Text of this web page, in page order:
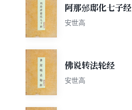
阿那邠邸化七子经
安世高
佛说转法轮经
安世高